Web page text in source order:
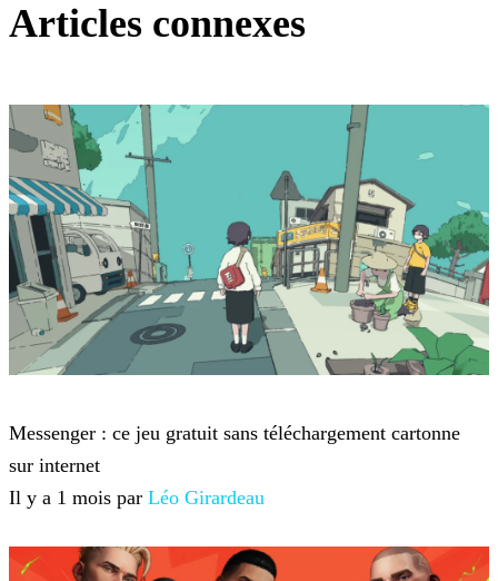
Articles connexes
Messenger : ce jeu gratuit sans téléchargement cartonne
sur internet
Il y a 1 mois par Léo Girardeau